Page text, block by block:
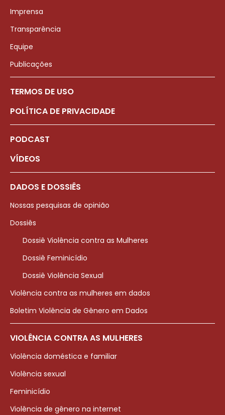
Imprensa
Transparência
Equipe
Publicações
TERMOS DE USO
POLÍTICA DE PRIVACIDADE
PODCAST
VÍDEOS
DADOS E DOSSIÊS
Nossas pesquisas de opinião
Dossiês
Dossiê Violência contra as Mulheres
Dossiê Feminicídio
Dossiê Violência Sexual
Violência contra as mulheres em dados
Boletim Violência de Gênero em Dados
VIOLÊNCIA CONTRA AS MULHERES
Violência doméstica e familiar
Violência sexual
Feminicídio
Violência de gênero na internet